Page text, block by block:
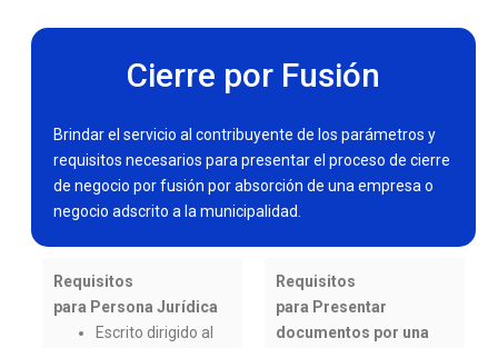
Cierre por Fusión
Brindar el servicio al contribuyente de los parámetros y
requisitos necesarios para presentar el proceso de cierre
de negocio por fusión por absorción de una empresa o
negocio adscrito a la municipalidad.
Requisitos
para Persona Jurídica
Escrito dirigido al
Requisitos
para Presentar
documentos por una